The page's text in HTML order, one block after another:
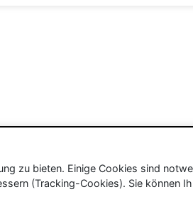
zu bieten. Einige Cookies sind
(Tracking-Cookies). Sie können